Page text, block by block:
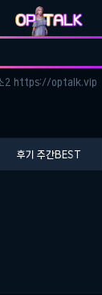
주소3 https://optalk.vip
소1 https://optalk.vip
소2 https://optalk.vip
후기 주간BEST